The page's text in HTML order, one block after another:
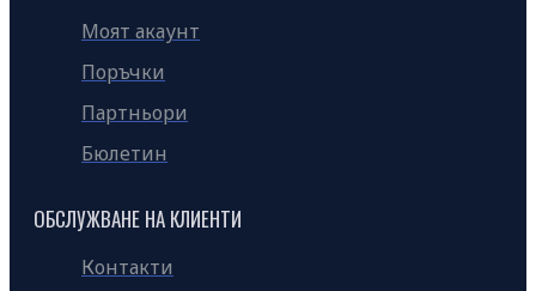
Моят акаунт
Поръчки
Партньори
Бюлетин
ОБСЛУЖВАНЕ НА КЛИЕНТИ
Контакти